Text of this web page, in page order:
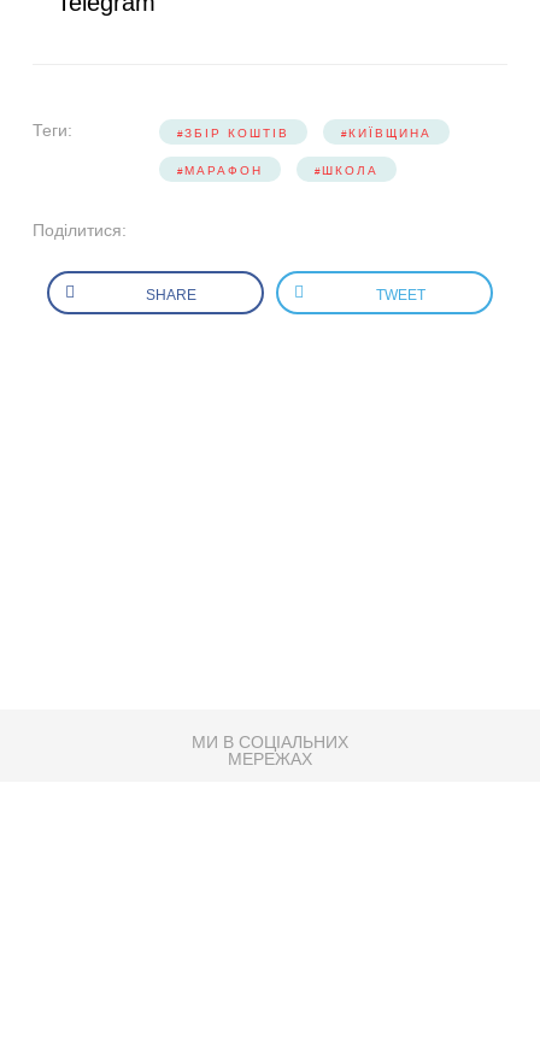
Теги: ЗБІР КОШТІВ КИЇВЩИНА
МАРАФОН ШКОЛА
Поділитися:
SHARE TWEET
МИ В СОЦІАЛЬНИХ
МЕРЕЖАХ